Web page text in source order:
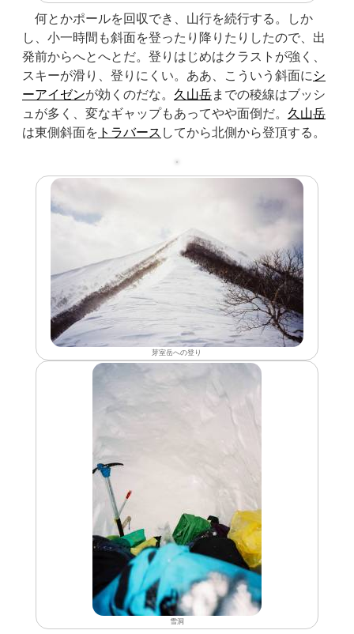
何とかポールを回収でき、山行を続行する。しか
し、小一時間も斜面を登ったり降りたりしたので、出
発前からへとへとだ。登りはじめはクラストが強く、
スキーが滑り、登りにくい。ああ、こういう斜面に シ
ーアイゼンが効くのだな。 久山岳までの稜線はブッシ
ュが多く、変なギャップもあってやや面倒だ。 久山岳
は東側斜面を トラバース してから北側から登頂する。
芽室岳への登り
雪洞